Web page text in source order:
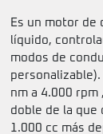
Es un motor de
líquido,
modos de
nm a 4.000
doble de la que
1.000 cc más